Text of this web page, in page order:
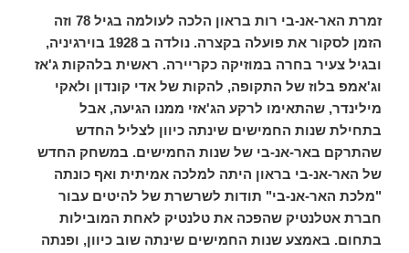
זמרת האר-אנ-בי רות בראון הלכה לעולמה בגיל 78 וזה
הזמן לסקור את פועלה בקצרה. נולדה ב 1928 בוירגיניה,
ובגיל צעיר בחרה במוזיקה כקריירה. ראשית בלהקות ג'אז
וג'אמפ בלוז של התקופה, להקות של אדי קונדון ולאקי
מילינדר, שהתאימו לרקע הג'אזי ממנו הגיעה, אבל
בתחילת שנות החמישים שינתה כיוון לצליל החדש
שהתרקם באר-אנ-בי של שנות החמישים. במשחק החדש
של האר-אנ-בי בראון היתה למלכה אמיתית ואף כונתה
"מלכת האר-אנ-בי" תודות לשרשרת של להיטים עבור
חברת אטלנטיק שהפכה את טלנטיק לאחת המובילות
בתחום. באמצע שנות החמישים שינתה שוב כיוון, ופנתה